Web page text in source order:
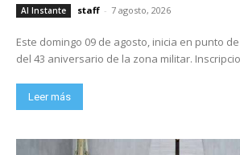
Al Instante staff - 7 agosto, 2026
Este domingo 09 de agosto, inicia en punto de las 07
del 43 aniversario de la
Leer más